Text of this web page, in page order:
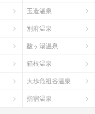
玉造温泉
別府温泉
酸ヶ湯温泉
箱根温泉
大歩危祖谷温泉
指宿温泉